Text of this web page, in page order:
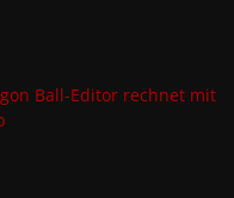
Ball-Editor rechnet mit